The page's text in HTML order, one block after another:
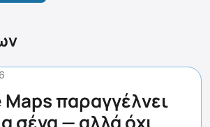
παραγγέλνει